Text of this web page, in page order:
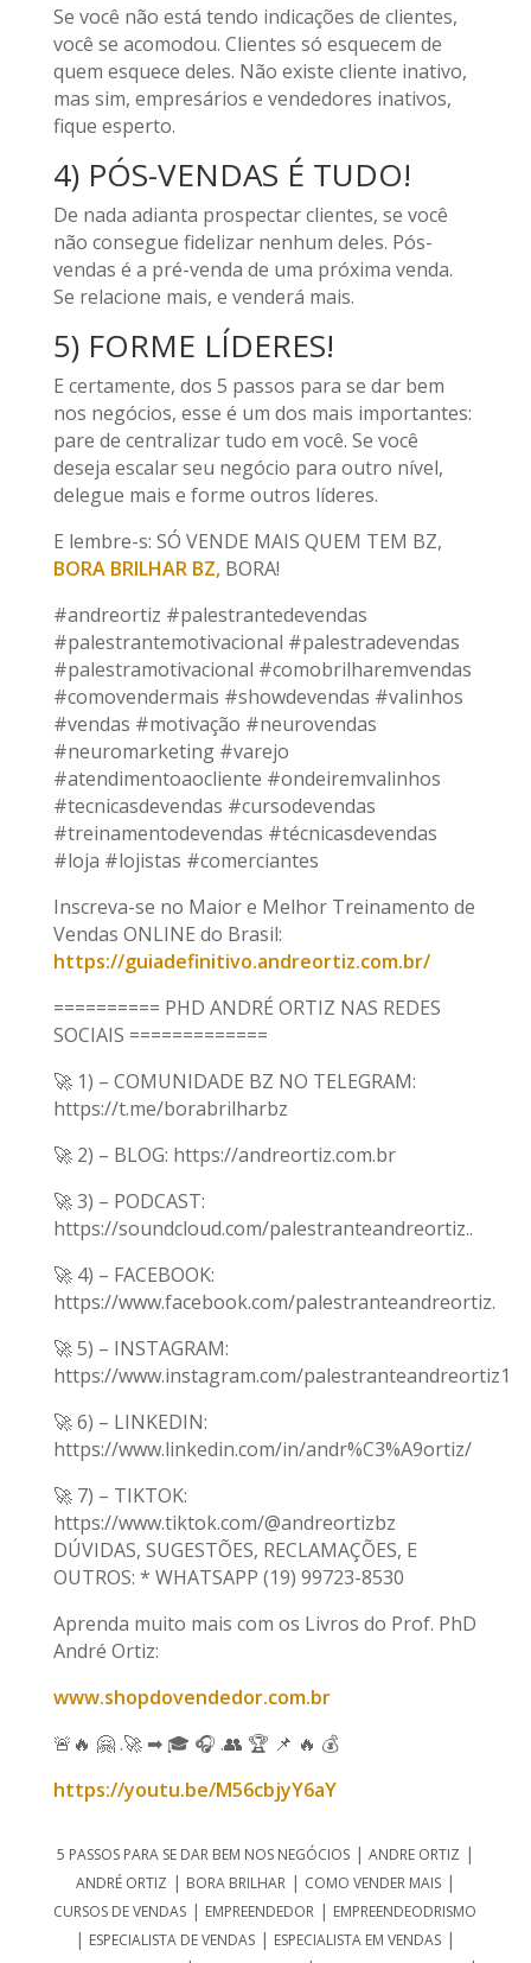
Se você não está tendo indicações de clientes,
você se acomodou. Clientes só esquecem de
quem esquece deles. Não existe cliente inativo,
mas sim, empresários e vendedores inativos,
fique esperto.
4) PÓS-VENDAS É TUDO!
De nada adianta prospectar clientes, se você
não consegue fidelizar nenhum deles. Pós-
vendas é a pré-venda de uma próxima venda.
Se relacione mais, e venderá mais.
5) FORME LÍDERES!
E certamente, dos 5 passos para se dar bem
nos negócios, esse é um dos mais importantes:
pare de centralizar tudo em você. Se você
deseja escalar seu negócio para outro nível,
delegue mais e forme outros líderes.
E lembre-s: SÓ VENDE MAIS QUEM TEM BZ,
BORA BRILHAR BZ,BORA!
#andreortiz #palestrantedevendas
#palestrantemotivacional #palestradevendas
#palestramotivacional #comobrilharemvendas
#comovendermais #showdevendas #valinhos
#vendas #motivação #neurovendas
#neuromarketing #varejo
#atendimentoaocliente #ondeiremvalinhos
#tecnicasdevendas #cursodevendas
#treinamentodevendas #técnicasdevendas
#loja #lojistas #comerciantes
Inscreva-se no Maior e Melhor Treinamento de
Vendas ONLINE do Brasil:
https://guiadefinitivo.andreortiz.com.br/
========== PHD ANDRÉ ORTIZ NAS REDES
SOCIAIS =============
🚀 1) – COMUNIDADE BZ NO TELEGRAM:
https://t.me/borabrilharbz
🚀 2) – BLOG: https://andreortiz.com.br
🚀 3) – PODCAST:
https://soundcloud.com/palestranteandreortiz..
🚀 4) – FACEBOOK:
https://www.facebook.com/palestranteandreortiz.
🚀 5) – INSTAGRAM:
https://www.instagram.com/palestranteandreortiz1
🚀 6) – LINKEDIN:
https://www.linkedin.com/in/andr%C3%A9ortiz/
🚀 7) – TIKTOK:
https://www.tiktok.com/@andreortizbz
DÚVIDAS, SUGESTÕES, RECLAMAÇÕES, E
OUTROS: * WHATSAPP (19) 99723-8530
Aprenda muito mais com os Livros do Prof. PhD
André Ortiz:
www.shopdovendedor.com.br
🚨🔥 🤗 .🚀 ➡ 🎓 🎧 .👥 🏆 📌 🔥 💰
https://youtu.be/M56cbjyY6aY
5 PASSOS PARA SE DAR BEM NOS NEGÓCIOS| ANDRE ORTIZ |
ANDRÉ ORTIZ | BORA BRILHAR| COMO VENDER MAIS|
CURSOS DE VENDAS | EMPREENDEDOR | EMPREENDEODRISMO
| ESPECIALISTA DE VENDAS | ESPECIALISTA EM VENDAS |